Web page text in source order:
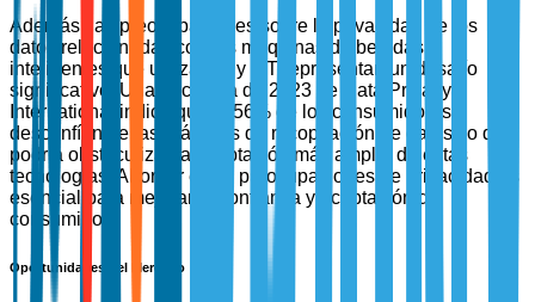
Además, las preocupaciones sobre la privacidad de los
datos relacionadas con las máquinas de bebidas
inteligentes que utilizan IA y IoT representan un desafío
significativo. Una encuesta de 2023 de Data Privacy
International indicó que el 56% de los consumidores
desconfían de las prácticas de recopilación de datos, lo que
podría obstaculizar la aceptación más amplia de estas
tecnologías. Abordar estas preocupaciones de privacidad es
esencial para mejorar la confianza y aceptación del
consumidor.
Oportunidades del Mercado